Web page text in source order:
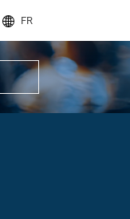
FR